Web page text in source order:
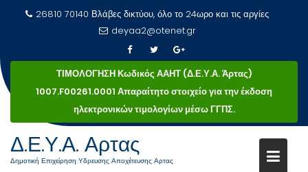
περιεχόμενο
26810 70140 Βλάβες δικτύου, όλο το 24ωρο και τις αργίες
deyaa2@otenet.gr
ΤΙΜΟΛΟΓΗΣΗ Κωδικός ΑΑΗΤ (Δ.Ε.Υ.Α. Άρτας)
1007.F00261.0001 Απαραίτητο στοιχείο για την έκδοση
ηλεκτρονικών τιμολογίων μέσω ΓΓΠΣ.
Δ.Ε.Υ.Α. Αρτας
Δημοτική Επιχείρηση Υδρευσης Αποχέτευσης Αρτας
ΚΑΤΗΓΟΡΊΑ:ΒΙΟΛΟΓΙΚΌΣ